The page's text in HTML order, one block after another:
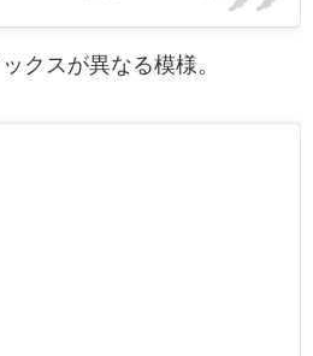
クスが異なる模様。